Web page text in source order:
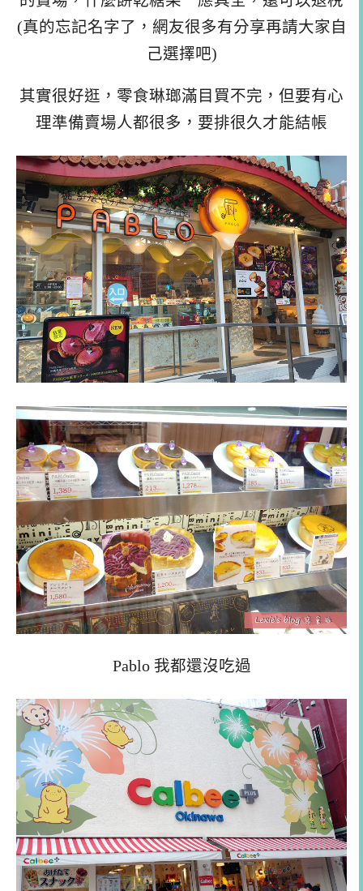
(真的忘記名字了，網友很多有分享再請大家自
己選擇吧)
其實很好逛，零食琳瑯滿目買不完，但要有心
理準備賣場人都很多，要排很久才能結帳
Pablo 我都還沒吃過